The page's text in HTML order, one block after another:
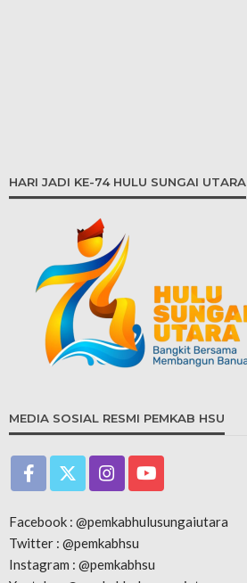
HARI JADI KE-74 HULU SUNGAI UTARA
MEDIA SOSIAL RESMI PEMKAB HSU
Facebook : @pemkabhulusungaiutara
Twitter : @pemkabhsu
Instagram : @pemkabhsu